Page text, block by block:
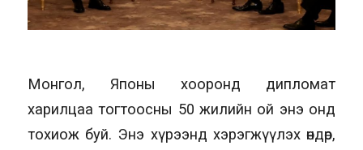
Монгол, Японы хооронд дипломат
харилцаа тогтоосны 50 жилийн ой энэ онд
тохиож буй. Энэ хүрээнд хэрэгжүүлэх өндөр,